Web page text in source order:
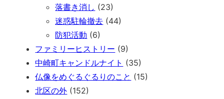
落書き消し (23)
迷惑駐輪撤去 (44)
防犯活動 (6)
ファミリーヒストリー (9)
中崎町キャンドルナイト (35)
仏像をめぐるぐるりのこと (15)
北区の外 (152)